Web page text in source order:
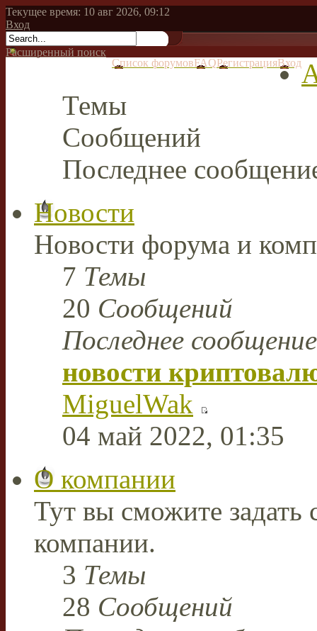
Текущее время: 10 авг 2026, 09:12
Вход
Расширенный поиск
Список форумовFAQРегистрацияВход
Темы
Сообщений
Последнее
Новости
Новости форума и
7 Темы
20 Сообщений
Последнее сообщение
новости
MiguelWak
04 май 2022, 01:35
О компании
Тут вы сможите
компании.
3 Темы
28 Сообщений